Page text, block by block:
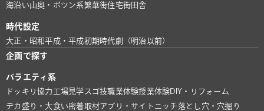
海沿い山奥・ポツン系繁華街住宅街田舎
時代設定
大正・昭和平成・平成初期時代劇（明治以前）
企画で探す
バラエティ系
ドッキリ協力 工場見学 スゴ技職業体験授業体験 DIY・リフォーム
デカ盛り・大食い密着取材アプリ・サイト ニッチ落とし穴・穴掘り